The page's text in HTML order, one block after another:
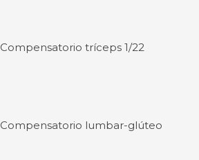
Compensatorio tríceps 1/22
Compensatorio lumbar-glúteo